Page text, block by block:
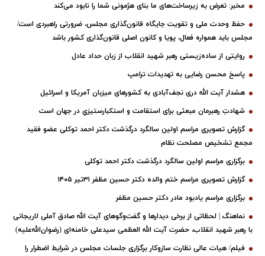
مخبر: تعرض به زیرساخت‌های ما بنای هژمونی شما را نابود می‌کند
حفظ وحدت ملی و تقویت جایگاه قانون‌گذاری مجلس، ضرورتی راهبردی است/
مجلس باید همواره فعال، پویا و کانون اصلی قانون‌گذاری کشور باشد
روایتی از ساده‌زیستی رهبر شهید انقلاب از زبان حداد عادل
پاسخ محسن رضایی به تهدیدات ترامپ
هشدار آیت الله دری نجف‌آبادی به کشورهای میزبان آمریکا و اسرائیل
شهادتِ رهبرمان مبعثی برای استقامت و استکبارستیزیِ در جهان است
گزارش تصویری مراسم اولین سالگرد درگذشت دکتر احمد توکلی عضو فقید
مجمع تشخیص مصلحت نظام
برگزاری مراسم اولین سالگرد درگذشت دکتر احمد توکلی
گزارش تصویری مراسم ختم والده دکتر حسین مظفر ۳۱تیر ۱۴۰۵
برگزاری مراسم یادبود مادر دکتر حسین مظفر
نماهنگ | لحظاتی از برخی دیدارها و گفت‌وگوهای آیت ‌الله صادق آملی لاریجانی
با رهبر شهید انقلاب، حضرت آیت‌ الله العظمی سیدعلی خامنه‌ای (رضوان‌الله‌علیه)
فیلم/ هیات عالی نظارت سازوکار برگزاری جلسات مجلس در شرایط اضطرار را